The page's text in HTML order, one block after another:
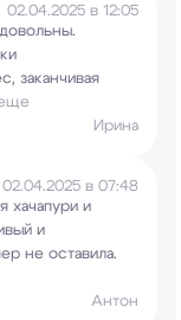
02.04.2025 в 12:05
заканчивая
Ирина
02.04.2025 в 07:48
хачапури и
и
не оставила.
Антон